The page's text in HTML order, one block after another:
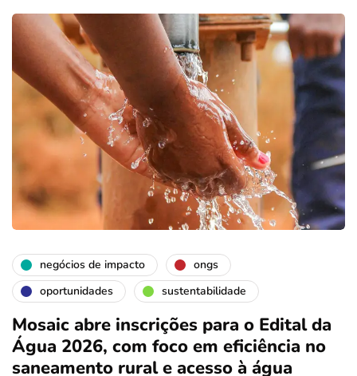
negócios de impacto
ongs
oportunidades
sustentabilidade
Mosaic abre inscrições para o Edital da
Água 2026, com foco em eficiência no
saneamento rural e acesso à água